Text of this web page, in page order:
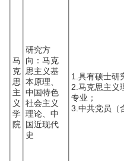
马
克
思
主
义
学
院
研究方
向：马克
思主义基
本原理、
中国特色
社会主义
理论、中
国近现代
史
1.具有硕士研
2.马克思主义
专业；
3.中共党员（